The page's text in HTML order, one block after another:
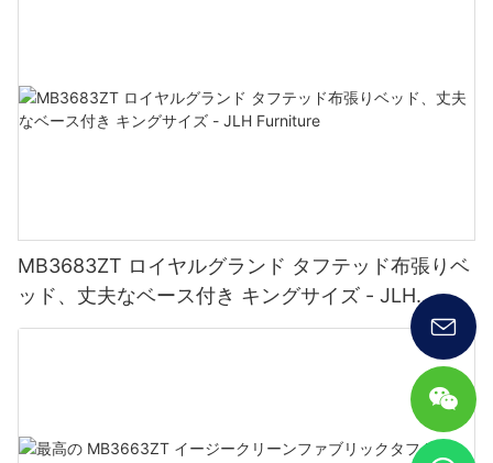
MB3683ZT ロイヤルグランド タフテッド布張りベ
ッド、丈夫なベース付き キングサイズ - JLH
Furniture